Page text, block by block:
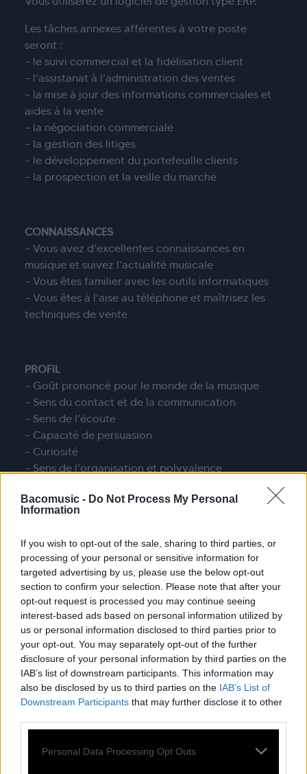
Bacomusic - Do Not Process My Personal
Information
If you wish to opt-out of the sale, sharing to third parties, or
processing of your personal or sensitive information for
targeted advertising by us, please use the below opt-out
section to confirm your selection. Please note that after your
opt-out request is processed you may continue seeing
interest-based ads based on personal information utilized by
us or personal information disclosed to third parties prior to
your opt-out. You may separately opt-out of the further
disclosure of your personal information by third parties on the
IAB’s list of downstream participants. This information may
also be disclosed by us to third parties on the IAB’s List of
Downstream Participants that may further disclose it to other
Personal Data Processing Opt Outs
Les tâches annexes afférentes à votre poste
seront :
– le suivi commercial et la fidélisation client
– l’assistanat à l’administration des ventes
– la mise à jour des informations commerciales et
aides à la vente
– la négociation commerciale
– la gestion des litiges
– le développement du portefeuille clients
– la prospection et la veille du marché
CONNAISSANCES
– Vous avez d’excellentes connaissances en
musique et suivez l’actualité musicale
– Vous êtes familier avec les outils informatiques
– Vous êtes à l’aise au téléphone et maîtrisez les
techniques de vente
PROFIL
– Goût prononcé pour le monde de la musique
– Sens du contact et de la communication
– Sens de l’écoute
– Capacité de persuasion
– Curiosité
– Sens de l’organisation et polyvalence
– Capacité d’adaptation
Horaires de 9h30 à 17h30 du lundi au vendredi (35
heures par semaine)
Mutuelle entreprise 100% prise en charge par
l’employeur
7 semaines de congés par an
Salaire selon expérience
CDD en vue d’un CDI
CV et lettre de motivation à envoyer à
distribution@bacomusic.fr avant le 13 juillet